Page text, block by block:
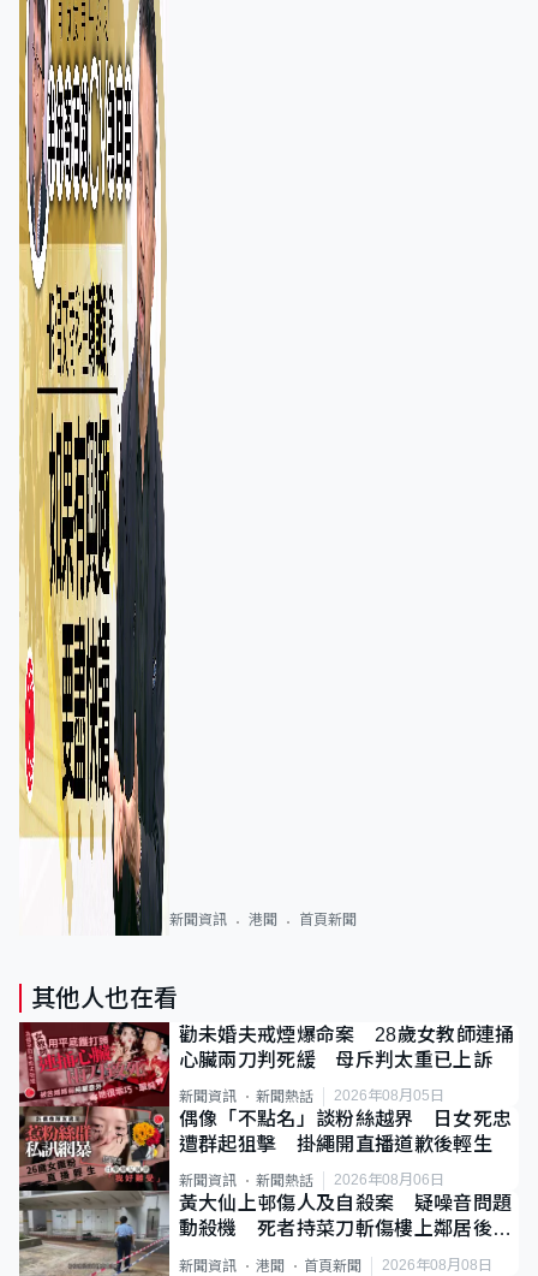
新聞資訊 港聞 首頁新聞
其他人也在看
勸未婚夫戒煙爆命案 28歲女教師連捅
心臟兩刀判死緩 母斥判太重已上訴
新聞資訊 新聞熱話 2026年08月05日
偶像「不點名」談粉絲越界 日女死忠
遭群起狙擊 掛繩開直播道歉後輕生
新聞資訊 新聞熱話 2026年08月06日
黃大仙上邨傷人及自殺案 疑噪音問題
動殺機 死者持菜刀斬傷樓上鄰居後墮
新聞資訊 港聞 首頁新聞 2026年08月08日